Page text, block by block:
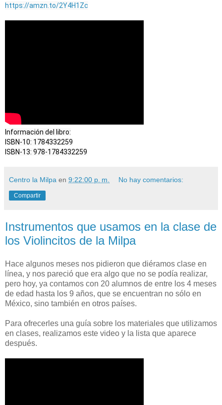
https://amzn.to/2Y4H1Zc
Información del libro:
ISBN-10: 1784332259
ISBN-13: 978-1784332259
Centro la Milpa en 9:22:00 p. m. No hay comentarios:
Compartir
Instrumentos que usamos en la clase de
los Violincitos de la Milpa
Hace algunos meses nos pidieron que diéramos clase en
línea, y nos pareció que era algo que no se podía realizar,
pero hoy, ya contamos con 20 alumnos de entre los 4 meses
de edad hasta los 9 años, que se encuentran no sólo en
México, sino también en otros países.
Para ofrecerles una guía sobre los materiales que utilizamos
en clases, realizamos este video y la lista que aparece
después.